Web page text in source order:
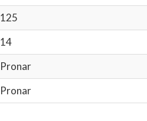
125
14
Pronar
Pronar